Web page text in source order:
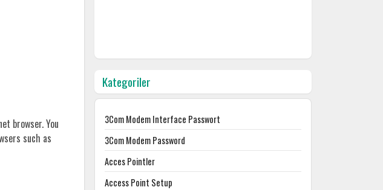
browser. You
such as
Kategoriler
3Com Modem Interface Passwort
3Com Modem Password
Acces Pointler
Access Point Setup